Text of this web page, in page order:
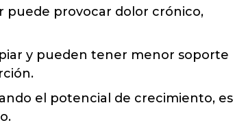
puede provocar dolor crónico,
y pueden tener menor soporte
el potencial de crecimiento, es